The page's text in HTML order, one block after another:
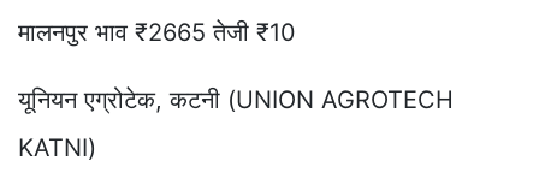
मालनपुर भाव ₹2665 तेजी ₹10
यूनियन एग्रोटेक, कटनी (UNION AGROTECH
KATNI)